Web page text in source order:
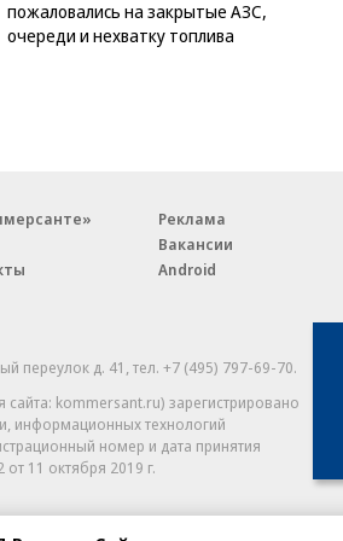
пожаловались на закрытые АЗС,
очереди и нехватку топлива
Реклама
Вакансии
Android
переулок д. 41,тел. +7 (495) 797-69-70.
kommersant.ru) зарегистрировано
информационных технологий
номер и дата принятия
от 11 октября 2019 г.